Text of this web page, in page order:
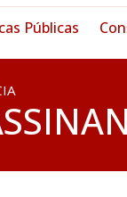
Públicas